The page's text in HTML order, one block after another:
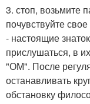
3. стоп, возьмите
почувствуйте
- настоящие
прислушаться, в
"ОМ". После
останавливать
обстановку